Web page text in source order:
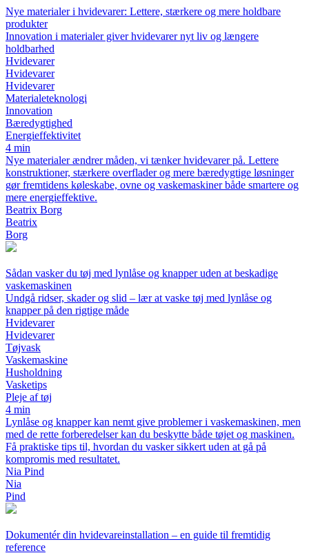
Nye materialer i hvidevarer: Lettere, stærkere og mere holdbare
produkter
Innovation i materialer giver hvidevarer nyt liv og længere
holdbarhed
Hvidevarer
Hvidevarer
Hvidevarer
Materialeteknologi
Innovation
Bæredygtighed
Energieffektivitet
4 min
Nye materialer ændrer måden, vi tænker hvidevarer på. Lettere
konstruktioner, stærkere overflader og mere bæredygtige løsninger
gør fremtidens køleskabe, ovne og vaskemaskiner både smartere og
mere energieffektive.
Beatrix Borg
Beatrix
Borg
Sådan vasker du tøj med lynlåse og knapper uden at beskadige
vaskemaskinen
Undgå ridser, skader og slid – lær at vaske tøj med lynlåse og
knapper på den rigtige måde
Hvidevarer
Hvidevarer
Tøjvask
Vaskemaskine
Husholdning
Vasketips
Pleje af tøj
4 min
Lynlåse og knapper kan nemt give problemer i vaskemaskinen, men
med de rette forberedelser kan du beskytte både tøjet og maskinen.
Få praktiske tips til, hvordan du vasker sikkert uden at gå på
kompromis med resultatet.
Nia Pind
Nia
Pind
Dokumentér din hvidevareinstallation – en guide til fremtidig
reference